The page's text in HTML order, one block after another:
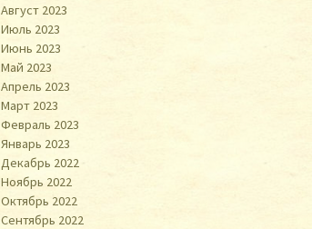
Август 2023
Июль 2023
Июнь 2023
Май 2023
Апрель 2023
Март 2023
Февраль 2023
Январь 2023
Декабрь 2022
Ноябрь 2022
Октябрь 2022
Сентябрь 2022